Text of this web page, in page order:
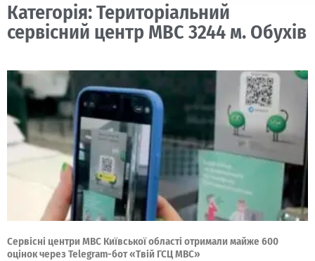
Категорія: Територіальний
сервісний центр МВС 3244 м. Обухів
Cервісні центри МВС Київської області отримали майже 600
оцінок через Telegram-бот «Твій ГСЦ МВС»